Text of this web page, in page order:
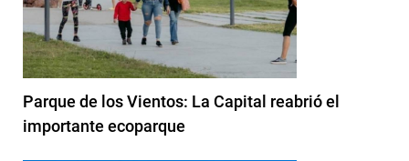
Parque de los Vientos: La Capital reabrió el
importante ecoparque